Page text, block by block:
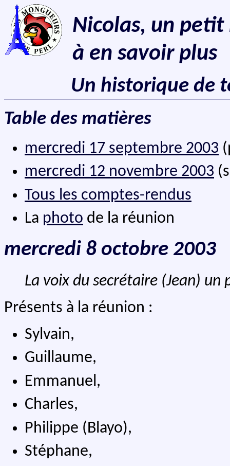
Nicolas, un petit
à en savoir plus
Un historique de
Table des matières
mercredi 17 septembre 2003
mercredi 12 novembre 2003
Tous les comptes-rendus
La photo de la réunion
mercredi 8 octobre 2003
La voix du secrétaire (Jean) un
Présents à la réunion :
Sylvain,
Guillaume,
Emmanuel,
Charles,
Philippe (Blayo),
Stéphane,